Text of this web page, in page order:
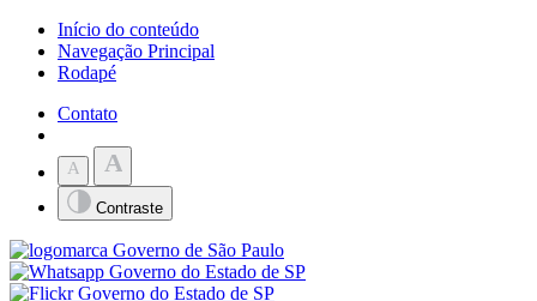
Início do conteúdo
Navegação Principal
Rodapé
Contato
A A
Contraste